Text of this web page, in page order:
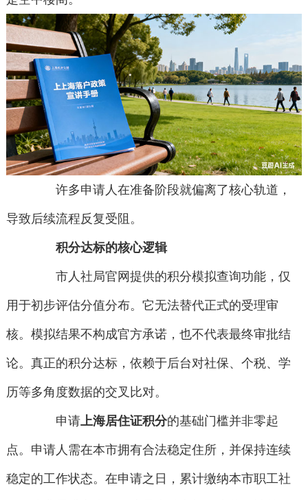
许多申请人在准备阶段就偏离了核心轨道，
导致后续流程反复受阻。
积分达标的核心逻辑
市人社局官网提供的积分模拟查询功能，仅
用于初步评估分值分布。它无法替代正式的受理审
核。模拟结果不构成官方承诺，也不代表最终审批结
论。真正的积分达标，依赖于后台对社保、个税、学
历等多角度数据的交叉比对。
申请上海居住证积分的基础门槛并非零起
点。申请人需在本市拥有合法稳定住所，并保持连续
稳定的工作状态。在申请之日，累计缴纳本市职工社